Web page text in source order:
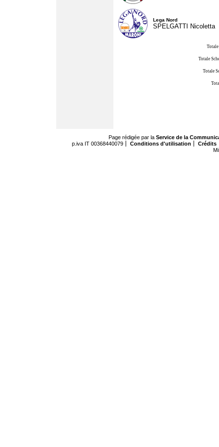
Lega Nord
SPELGATTI Nicoletta
Totale
Totale
Page rédigée par la Service de la
p.iva IT 00368440079
Conditions d'utilisation
Crédits